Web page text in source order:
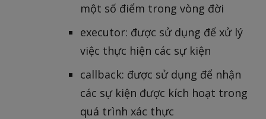
một số điểm trong vòng đời
executor: được sử dụng để xử lý
việc thực hiện các sự kiện
callback: được sử dụng để nhận
các sự kiện được kích hoạt trong
quá trình xác thực